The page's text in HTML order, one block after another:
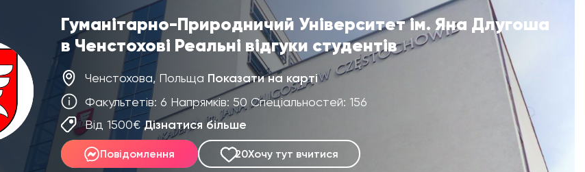
Гуманітарно-Природничий Університет ім. Яна Длугоша
в Ченстохові Реальні відгуки студентів
Ченстохова, Польща Показати на карті
Факультетів: 6 Напрямків: 50 Спеціальностей: 156
Від 1500€Дізнатися більше
Повідомлення 20Хочу тут вчитися